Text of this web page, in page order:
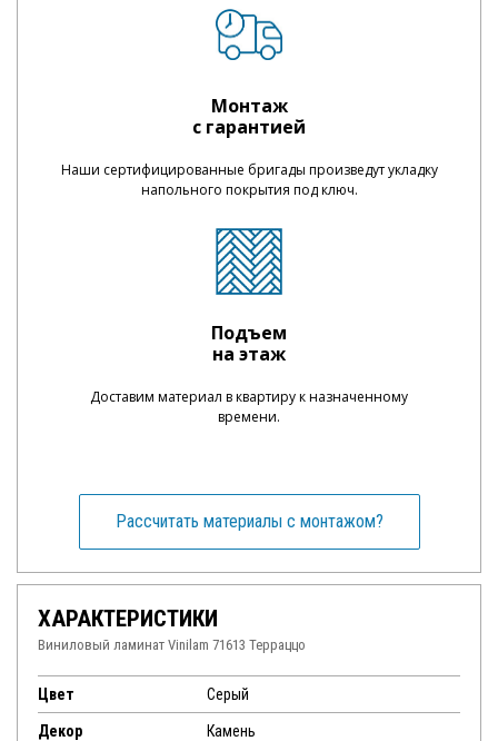
Монтаж
с гарантией
Наши сертифицированные бригады произведут укладку
напольного покрытия под ключ.
Подъем
на этаж
Доставим материал в квартиру к назначенному
времени.
Рассчитать материалы с монтажом?
ХАРАКТЕРИСТИКИ
Виниловый ламинат Vinilam 71613 Терраццо
Цвет Серый
Декор Камень